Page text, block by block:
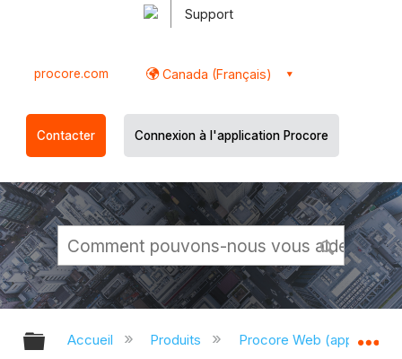
Support
procore.com Canada (Français)
Contacter Connexion à l'application Procore
Développer/réduire la hiérarchie
Accueil Produits Procore Web